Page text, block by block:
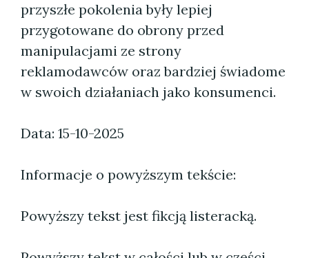
przyszłe pokolenia były lepiej
przygotowane do obrony przed
manipulacjami ze strony
reklamodawców oraz bardziej świadome
w swoich działaniach jako konsumenci.
Data: 15-10-2025
Informacje o powyższym tekście:
Powyższy tekst jest fikcją listeracką.